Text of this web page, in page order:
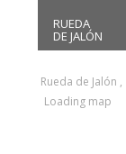
RUEDA
DE JALÓN
Rueda de Jalón ,
Loading map